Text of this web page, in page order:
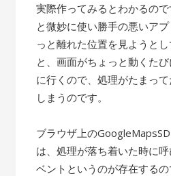
実際作ってみるとわかるの
と微妙に使い勝手の悪いア
っと離れた位置を見ようと
と、画面がちょっと動くた
に行くので、処理がたまっ
しまうのです。
ブラウザ上の
は、処理が落ち着いた時に
ベントというのが存在する